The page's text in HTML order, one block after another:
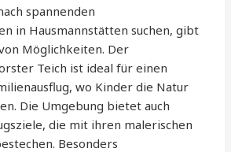
spannenden
in Hausmannstätten suchen, gibt
Möglichkeiten. Der
Teich ist ideal für einen
wo Kinder die Natur
Die Umgebung bietet auch
die mit ihren malerischen
Besonders